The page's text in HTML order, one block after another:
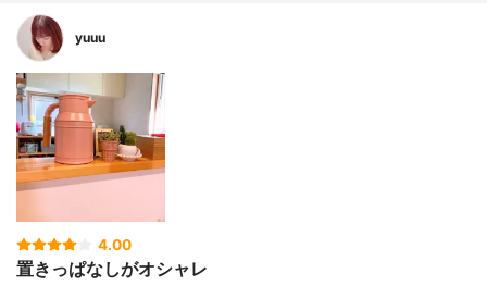
yuuu
4.00
置きっぱなしがオシャレ